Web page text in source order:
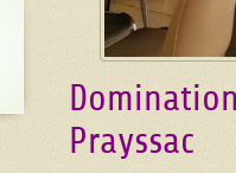
Prayssac